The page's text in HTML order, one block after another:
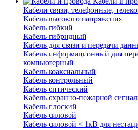
Кабели связи, телефонные,
Кабель высокого напряжения
Кабель гибкий
Кабель гибридный
Кабель для связи и передачи
Кабель информационный для
компьютерный
Кабель коаксиальный
Кабель контрольный
Кабель оптический
Кабель охранно-пожарной
Кабель плоский
Кабель силовой
Кабель силовой < 1кВ для